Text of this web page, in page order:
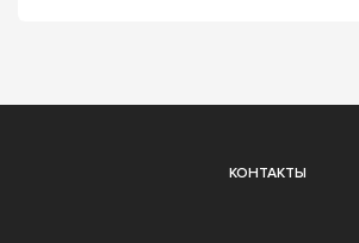
КОНТАКТЫ